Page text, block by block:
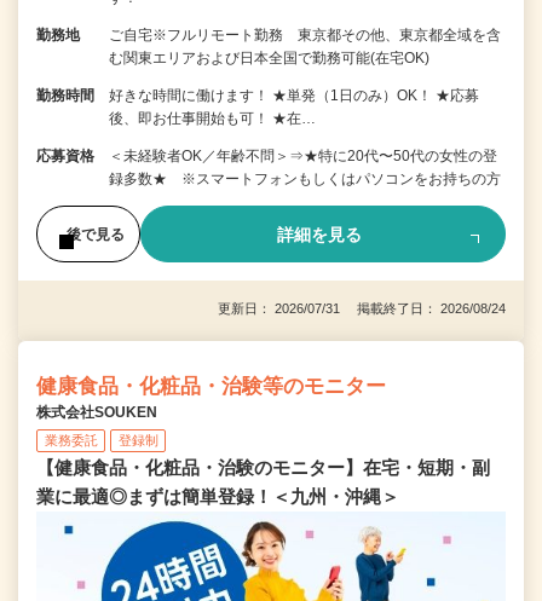
勤務地
ご自宅※フルリモート勤務 東京都その他、東京都全域を含
む関東エリアおよび日本全国で勤務可能(在宅OK)
勤務時間
好きな時間に働けます！ ★単発（1日のみ）OK！ ★応募
後、即お仕事開始も可！ ★在…
応募資格
＜未経験者OK／年齢不問＞⇒★特に20代〜50代の女性の登
録多数★ ※スマートフォンもしくはパソコンをお持ちの方
後で見る 詳細を見る
更新日： 2026/07/31 掲載終了日： 2026/08/24
健康食品・化粧品・治験等のモニター
株式会社SOUKEN
業務委託 登録制
【健康食品・化粧品・治験のモニター】在宅・短期・副
業に最適◎まずは簡単登録！＜九州・沖縄＞